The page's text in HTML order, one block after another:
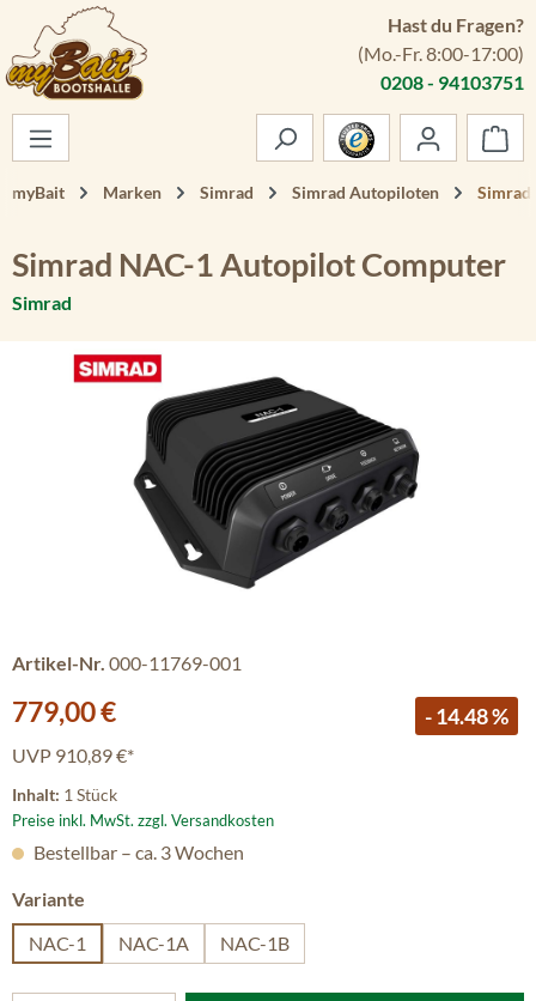
Zum Hauptinhalt springen
Hast du Fragen?
(Mo.-Fr. 8:00-17:00)
0208 - 94103751
myBait Marken Simrad Simrad Autopiloten Simrad
Simrad NAC-1 Autopilot Computer
Simrad
Bildergalerie überspringen
Artikel-Nr. 000-11769-001
Verkaufspreis:
779,00 € - 14.48 %
UVP 910,89 €*
Inhalt: 1 Stück
Preise inkl. MwSt. zzgl. Versandkosten
Bestellbar – ca. 3 Wochen
Variante
NAC-1
NAC-1A NAC-1B